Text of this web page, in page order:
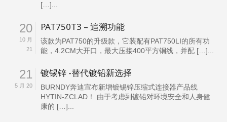
[…]...
20
10 月
21
PAT750T3 – 追溯功能
该款为PAT750的升级款，它装配有PAT750LI的所有功
能，4.2CM大开口，最大压接400平方铜线，并配 […]...
21
5 月 20
镀锡锌 -替代镀铅新选择
BURNDY奔迪宣布新增镀锡锌压缩式连接器产品线
HYTIN-ZCLAD！ 由于考虑到镀铅对环境安全和人身健
康的 […]...